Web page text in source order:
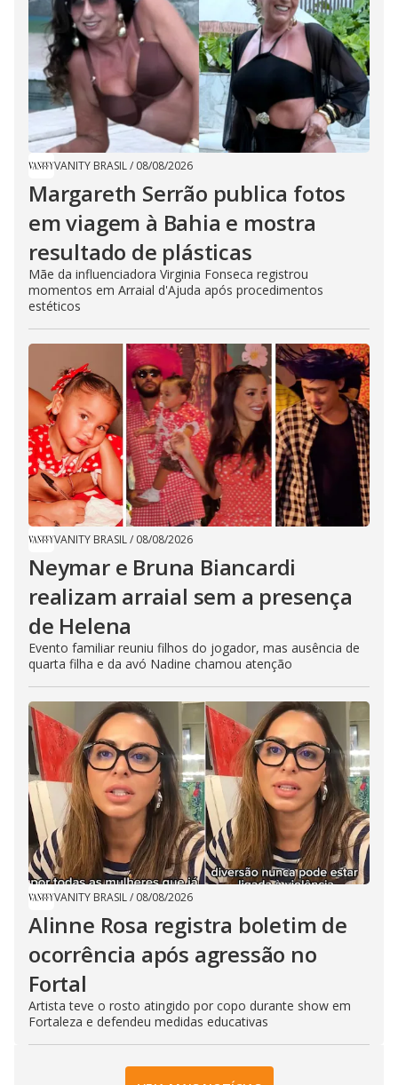
VANITY BRASIL/ 08/08/2026
Margareth Serrão publica fotos
em viagem à Bahia e mostra
resultado de plásticas
Mãe da influenciadora Virginia Fonseca registrou
momentos em Arraial d'Ajuda após procedimentos
estéticos
VANITY BRASIL/ 08/08/2026
Neymar e Bruna Biancardi
realizam arraial sem a presença
de Helena
Evento familiar reuniu filhos do jogador, mas ausência de
quarta filha e da avó Nadine chamou atenção
VANITY BRASIL/ 08/08/2026
Alinne Rosa registra boletim de
ocorrência após agressão no
Fortal
Artista teve o rosto atingido por copo durante show em
Fortaleza e defendeu medidas educativas